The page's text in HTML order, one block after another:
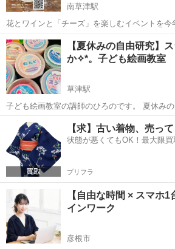
南草津駅
花とワインと「チーズ」を楽しむイベントを今
日 時 9月6日（日） 13：00～15：30 ※
ローリストなかむら 南草津店 ２階 内 容
滋賀 草津市 南草津駅 ワークショッ
フラワーアレンジメント
【夏休みの自由研究】
か✧︎*。子ども絵画教室
草津駅
子ども絵画教室の講師のひろのです。 夏休みの
な面白いスライムを触ってみたり、作ったりし
学生のお子様が対象です。料金はお一人500円
はお気軽にお問い合わせくださいませ！
滋賀 草津駅 ワークショップ
【求】古い着物、売っ
状態が悪くてもOK！最大限買
プリフラ
【自由な時間 × スマホ
インワーク
彦根市